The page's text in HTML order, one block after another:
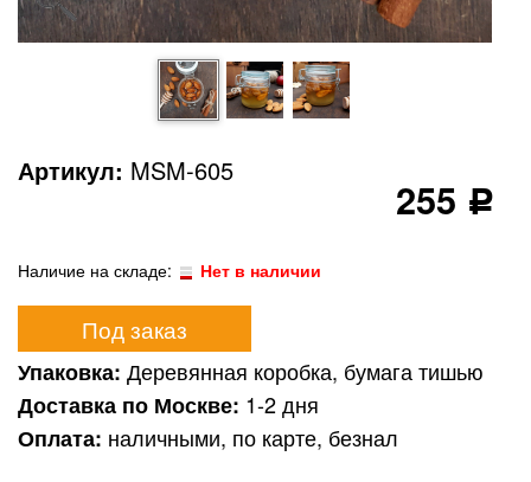
Артикул: MSM-605
255 Р
Наличие на складе: Нет в наличии
Под заказ
Упаковка: Деревянная коробка, бумага тишью
Доставка по Москве: 1-2 дня
Оплата: наличными, по карте, безнал